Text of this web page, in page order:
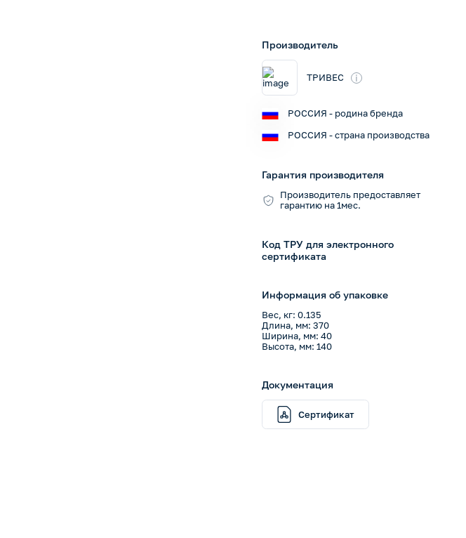
Производитель
ТРИВЕС i
РОССИЯ - родина бренда
РОССИЯ - страна производства
Гарантия производителя
Производитель предоставляет
гарантию на 1мес.
Код ТРУ для электронного
сертификата
Информация об упаковке
Вес, кг: 0.135
Длина, мм: 370
Ширина, мм: 40
Высота, мм: 140
Документация
Сертификат